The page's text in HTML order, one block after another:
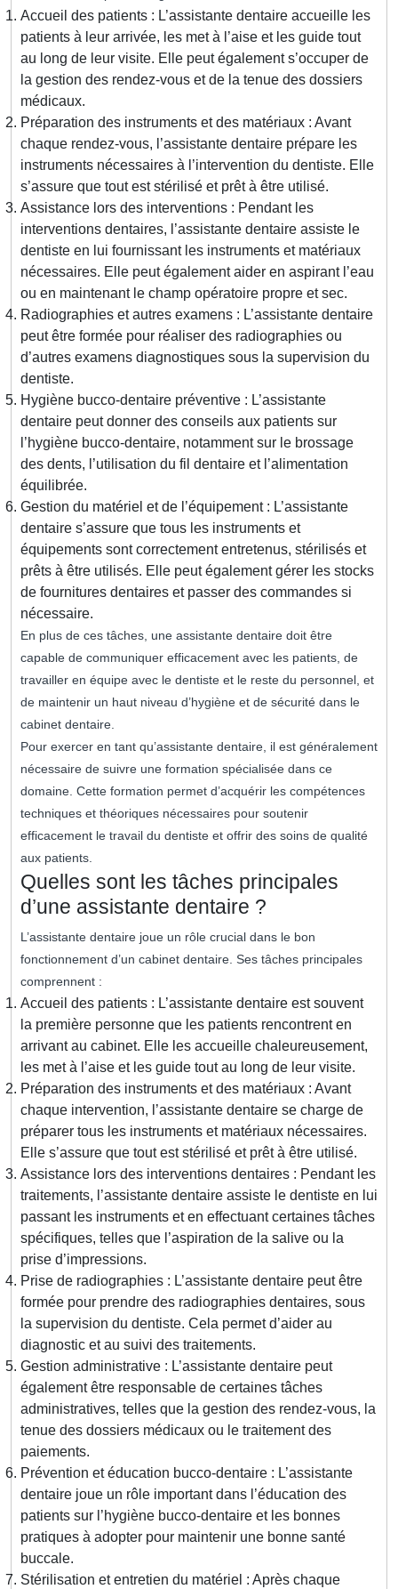
Accueil des patients : L’assistante dentaire accueille les
patients à leur arrivée, les met à l’aise et les guide tout
au long de leur visite. Elle peut également s’occuper de
la gestion des rendez-vous et de la tenue des dossiers
médicaux.
Préparation des instruments et des matériaux : Avant
chaque rendez-vous, l’assistante dentaire prépare les
instruments nécessaires à l’intervention du dentiste. Elle
s’assure que tout est stérilisé et prêt à être utilisé.
Assistance lors des interventions : Pendant les
interventions dentaires, l’assistante dentaire assiste le
dentiste en lui fournissant les instruments et matériaux
nécessaires. Elle peut également aider en aspirant l’eau
ou en maintenant le champ opératoire propre et sec.
Radiographies et autres examens : L’assistante dentaire
peut être formée pour réaliser des radiographies ou
d’autres examens diagnostiques sous la supervision du
dentiste.
Hygiène bucco-dentaire préventive : L’assistante
dentaire peut donner des conseils aux patients sur
l’hygiène bucco-dentaire, notamment sur le brossage
des dents, l’utilisation du fil dentaire et l’alimentation
équilibrée.
Gestion du matériel et de l’équipement : L’assistante
dentaire s’assure que tous les instruments et
équipements sont correctement entretenus, stérilisés et
prêts à être utilisés. Elle peut également gérer les stocks
de fournitures dentaires et passer des commandes si
nécessaire.
En plus de ces tâches, une assistante dentaire doit être
capable de communiquer efficacement avec les patients, de
travailler en équipe avec le dentiste et le reste du personnel, et
de maintenir un haut niveau d’hygiène et de sécurité dans le
cabinet dentaire.
Pour exercer en tant qu’assistante dentaire, il est généralement
nécessaire de suivre une formation spécialisée dans ce
domaine. Cette formation permet d’acquérir les compétences
techniques et théoriques nécessaires pour soutenir
efficacement le travail du dentiste et offrir des soins de qualité
aux patients.
Quelles sont les tâches principales
d’une assistante dentaire ?
L’assistante dentaire joue un rôle crucial dans le bon
fonctionnement d’un cabinet dentaire. Ses tâches principales
comprennent :
Accueil des patients : L’assistante dentaire est souvent
la première personne que les patients rencontrent en
arrivant au cabinet. Elle les accueille chaleureusement,
les met à l’aise et les guide tout au long de leur visite.
Préparation des instruments et des matériaux : Avant
chaque intervention, l’assistante dentaire se charge de
préparer tous les instruments et matériaux nécessaires.
Elle s’assure que tout est stérilisé et prêt à être utilisé.
Assistance lors des interventions dentaires : Pendant les
traitements, l’assistante dentaire assiste le dentiste en lui
passant les instruments et en effectuant certaines tâches
spécifiques, telles que l’aspiration de la salive ou la
prise d’impressions.
Prise de radiographies : L’assistante dentaire peut être
formée pour prendre des radiographies dentaires, sous
la supervision du dentiste. Cela permet d’aider au
diagnostic et au suivi des traitements.
Gestion administrative : L’assistante dentaire peut
également être responsable de certaines tâches
administratives, telles que la gestion des rendez-vous, la
tenue des dossiers médicaux ou le traitement des
paiements.
Prévention et éducation bucco-dentaire : L’assistante
dentaire joue un rôle important dans l’éducation des
patients sur l’hygiène bucco-dentaire et les bonnes
pratiques à adopter pour maintenir une bonne santé
buccale.
Stérilisation et entretien du matériel : Après chaque